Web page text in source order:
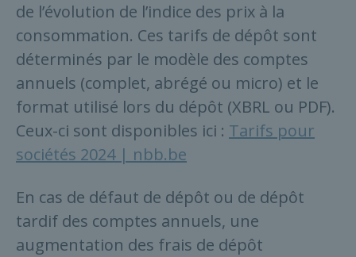
de l’évolution de l’indice des prix à la
consommation. Ces tarifs de dépôt sont
déterminés par le modèle des comptes
annuels (complet, abrégé ou micro) et le
format utilisé lors du dépôt (XBRL ou PDF).
Ceux-ci sont disponibles ici : Tarifs pour
sociétés 2024 | nbb.be
En cas de défaut de dépôt ou de dépôt
tardif des comptes annuels, une
augmentation des frais de dépôt